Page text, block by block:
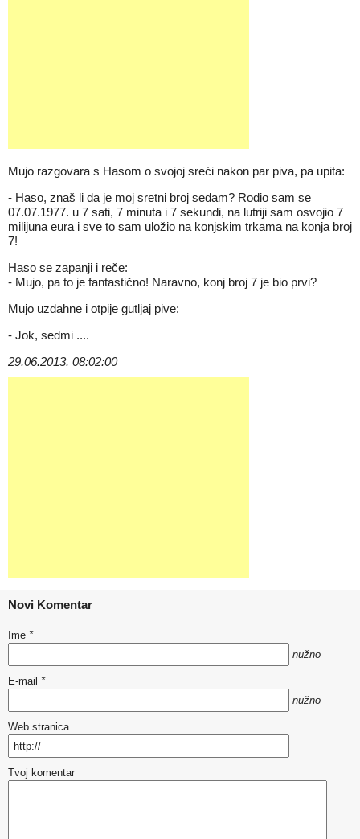
Mujo razgovara s Hasom o svojoj sreći nakon par piva, pa upita:
- Haso, znaš li da je moj sretni broj sedam? Rodio sam se
07.07.1977. u 7 sati, 7 minuta i 7 sekundi, na lutriji sam osvojio 7
milijuna eura i sve to sam uložio na konjskim trkama na konja broj
7!
Haso se zapanji i reče:
- Mujo, pa to je fantastično! Naravno, konj broj 7 je bio prvi?
Mujo uzdahne i otpije gutljaj pive:
- Jok, sedmi ....
29.06.2013. 08:02:00
Novi Komentar
Ime *
nužno
E-mail *
nužno
Web stranica
Tvoj komentar